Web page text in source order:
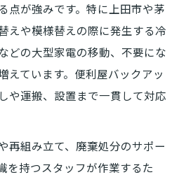
点が強みです。特に上田市や茅
えや模様替えの際に発生する冷
どの大型家電の移動、不要にな
えています。便利屋バックアッ
や運搬、設置まで一貫して対応
再組み立て、廃棄処分のサポー
を持つスタッフが作業するた